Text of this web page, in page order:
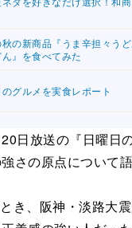
の新商品『うま辛担々う
』を食べてみた
グルメを実食レポート
日放送の『日曜日
さの原点について語
き、阪神・淡路大